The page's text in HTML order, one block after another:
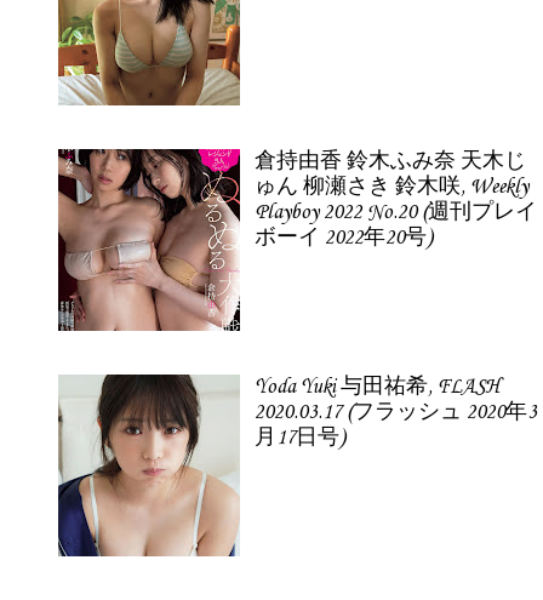
倉持由香 鈴木ふみ奈 天木じ
ゅん 柳瀬さき 鈴木咲, Weekly
Playboy 2022 No.20 (週刊プレイ
ボーイ 2022年20号)
Yoda Yuki 与田祐希, FLASH
2020.03.17 (フラッシュ 2020年3
月17日号)